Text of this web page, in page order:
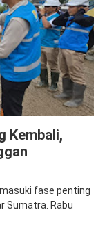
Kembali,
fase penting
Sumatra. Rabu